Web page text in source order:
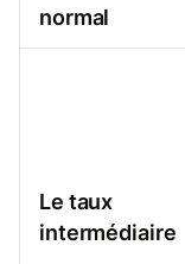
normal
Le taux
intermédiaire